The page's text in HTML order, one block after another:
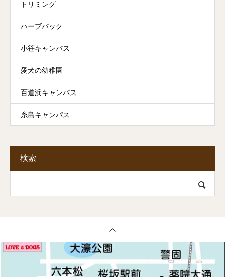
トリミング
ハーブパック
小笹キャンパス
愛犬の幼稚園
百道浜キャンパス
糸島キャンパス
検索